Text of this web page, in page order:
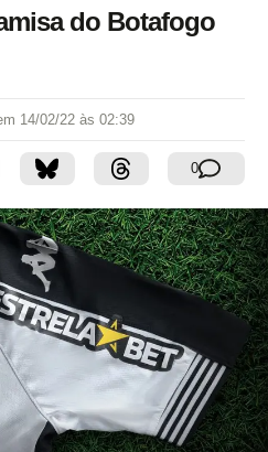
do Botafogo
14/02/22 às 02:39
0